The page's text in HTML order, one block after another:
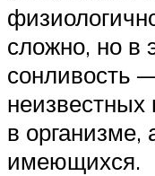
сложно, но в
сонливость
неизвестных
в организме,
имеющихся.